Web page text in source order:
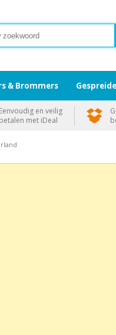
& Brommers
Eenvoudig en veilig
betalen met iDeal